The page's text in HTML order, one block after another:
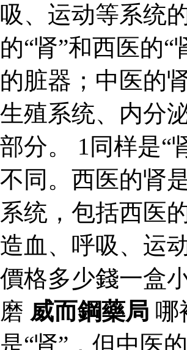
吸、运动等系统
的“肾”和西医的
的脏器；中医的
生殖系统、内分
部分。 1同样是“
不同。西医的肾
系统，包括西医
造血、呼吸、运
價格多少錢一盒
磨 威而鋼藥局 哪
是“肾”，但中医